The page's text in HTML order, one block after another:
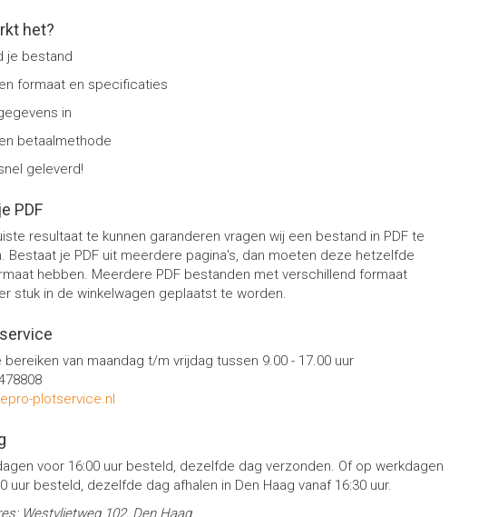
het?
je bestand
formaat en specificaties
in
betaalmethode
geleverd!
PDF
resultaat te kunnen garanderen vragen wij een bestand in PDF te
Bestaat je PDF uit meerdere pagina's, dan moeten deze hetzelfde
hebben. Meerdere PDF bestanden met verschillend formaat
stuk in de winkelwagen geplaatst te worden.
bereiken van maandag t/m vrijdag tussen 9.00 - 17.00 uur
plotservice.nl
voor 16:00 uur besteld, dezelfde dag verzonden. Of op werkdagen
uur besteld, dezelfde dag afhalen in Den Haag vanaf 16:30 uur.
Westvlietweg 102, Den Haag